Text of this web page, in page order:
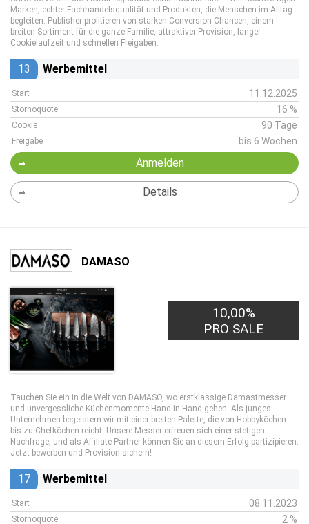
Marken, echter Fachhandelsqualität und Produkten, die Menschen im Alltag
begleiten. Publisher profitieren von starken Conversion-Chancen, einem
breiten Sortiment für die ganze Familie, attraktiver Provision, langer
Cookielaufzeit und schnellen Freigaben.
13 Werbemittel
Start 11.12.2025
Stornoquote 16 %
Cookie 90 Tage
Freigabe bis 6 Wochen
Anmelden
Details
DAMASO
10,00%
PRO SALE
Tauchen Sie ein in die Welt von DAMASO, wo erstklassige Damastmesser
und unvergessliche Küchenmomente Hand in Hand gehen. Als junges
Unternehmen begeistern wir mit einer breiten Palette, die von Hobbyköchen
bis zu Chefköchen reicht. Unsere Messer erfreuen sich einer stetigen
Nachfrage, und als Affiliate-Partner können Sie an diesem Erfolg partizipieren.
Jetzt bewerben und Provision sichern!
17 Werbemittel
Start 08.11.2023
Stornoquote 2 %